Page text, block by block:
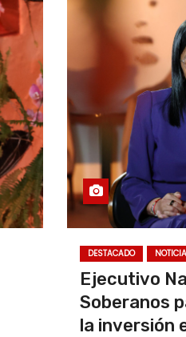
DESTACADO
Ejecutivo
Soberanos
la inversión